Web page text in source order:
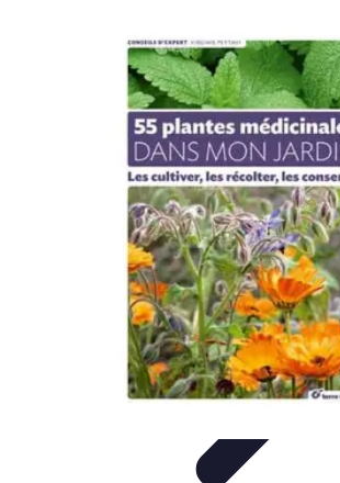
Méthodes NaturellesPratiques de Méditation
Plantes MédicinalesComprendre
Solutions Insomnie